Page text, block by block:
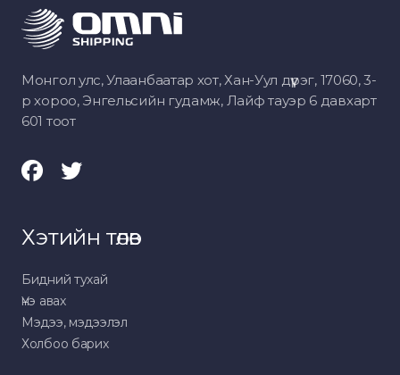
Монгол улс, Улаанбаатар хот, Хан-Уул дүүрэг, 17060, 3-
р хороо, Энгельсийн гудамж, Лайф тауэр 6 давхарт
601 тоот
Хэтийн төлөв
Бидний тухай
Үнэ авах
Мэдээ, мэдээлэл
Холбоо барих